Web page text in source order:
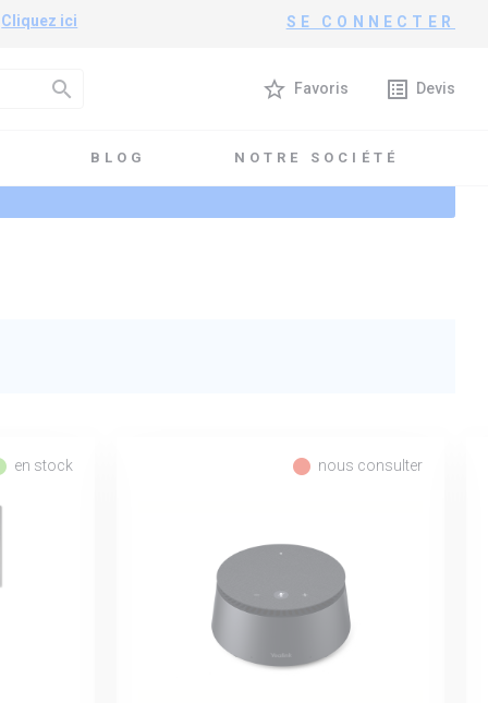
Cliquez ici SE CONNECTER
search star_border Favoris list_alt Devis
BLOG NOTRE SOCIÉTÉ
en stock fiber_manual_record nous consulter